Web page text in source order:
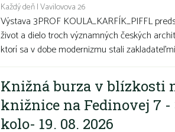
Každý deň | Vavilovova 26
Výstava 3PROF KOULA_KARFÍK_PIFFL
život a dielo troch významných českých
ktorí sa v dobe modernizmu stali
Knižná burza v blízkosti
knižnice na Fedinovej 7 -
kolo- 19. 08. 2026